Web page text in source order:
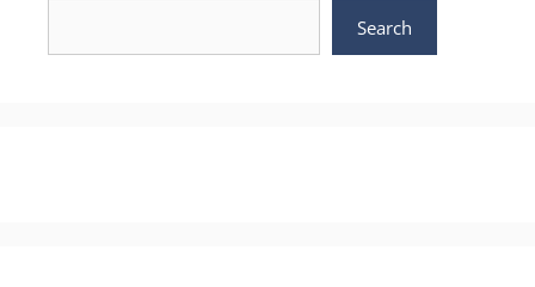
Search